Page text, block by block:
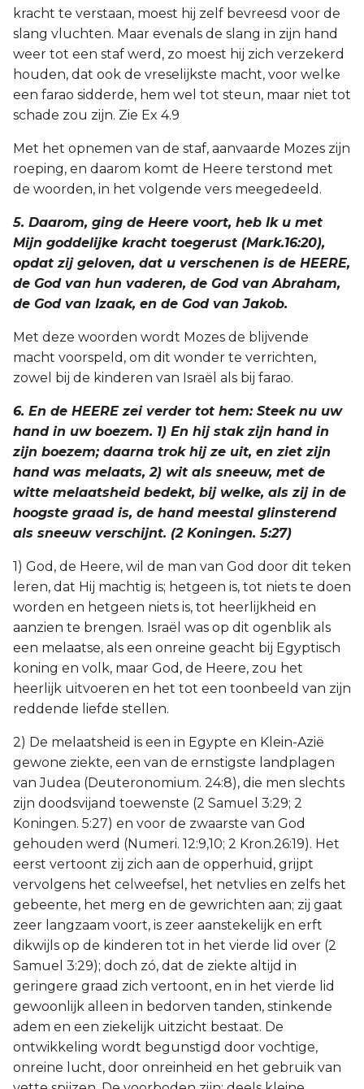
kracht te verstaan, moest hij zelf bevreesd voor de
slang vluchten. Maar evenals de slang in zijn hand
weer tot een staf werd, zo moest hij zich verzekerd
houden, dat ook de vreselijkste macht, voor welke
een farao sidderde, hem wel tot steun, maar niet tot
schade zou zijn. Zie Ex 4.9
Met het opnemen van de staf, aanvaarde Mozes zijn
roeping, en daarom komt de Heere terstond met
de woorden, in het volgende vers meegedeeld.
5. Daarom, ging de Heere voort, heb Ik u met
Mijn goddelijke kracht toegerust (Mark.16:20),
opdat zij geloven, dat u verschenen is de HEERE,
de God van hun vaderen, de God van Abraham,
de God van Izaak, en de God van Jakob.
Met deze woorden wordt Mozes de blijvende
macht voorspeld, om dit wonder te verrichten,
zowel bij de kinderen van Israël als bij farao.
6. En de HEERE zei verder tot hem: Steek nu uw
hand in uw boezem. 1) En hij stak zijn hand in
zijn boezem; daarna trok hij ze uit, en ziet zijn
hand was melaats, 2) wit als sneeuw, met de
witte melaatsheid bedekt, bij welke, als zij in de
hoogste graad is, de hand meestal glinsterend
als sneeuw verschijnt. (2 Koningen. 5:27)
1) God, de Heere, wil de man van God door dit teken
leren, dat Hij machtig is; hetgeen is, tot niets te doen
worden en hetgeen niets is, tot heerlijkheid en
aanzien te brengen. Israël was op dit ogenblik als
een melaatse, als een onreine geacht bij Egyptisch
koning en volk, maar God, de Heere, zou het
heerlijk uitvoeren en het tot een toonbeeld van zijn
reddende liefde stellen.
2) De melaatsheid is een in Egypte en Klein-Azië
gewone ziekte, een van de ernstigste landplagen
van Judea (Deuteronomium. 24:8), die men slechts
zijn doodsvijand toewenste (2 Samuel 3:29; 2
Koningen. 5:27) en voor de zwaarste van God
gehouden werd (Numeri. 12:9,10; 2 Kron.26:19). Het
eerst vertoont zij zich aan de opperhuid, grijpt
vervolgens het celweefsel, het netvlies en zelfs het
gebeente, het merg en de gewrichten aan; zij gaat
zeer langzaam voort, is zeer aanstekelijk en erft
dikwijls op de kinderen tot in het vierde lid over (2
Samuel 3:29); doch zó, dat de ziekte altijd in
geringere graad zich vertoont, en in het vierde lid
gewoonlijk alleen in bedorven tanden, stinkende
adem en een ziekelijk uitzicht bestaat. De
ontwikkeling wordt begunstigd door vochtige,
onreine lucht, door onreinheid en het gebruik van